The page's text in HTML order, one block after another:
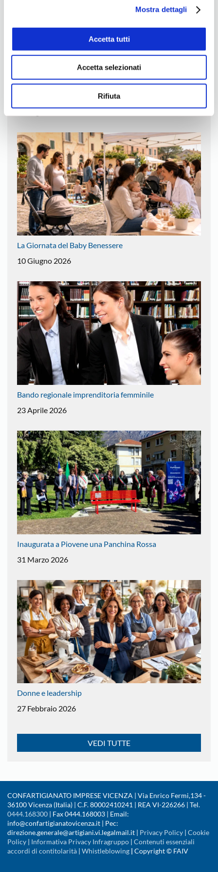
Mostra dettagli
Accetta tutti
Accetta selezionati
Rifiuta
Incontro TechWarriors Talk
21 Luglio 2026
La Giornata del Baby Benessere
10 Giugno 2026
Bando regionale imprenditoria femminile
23 Aprile 2026
Inaugurata a Piovene una Panchina Rossa
31 Marzo 2026
Donne e leadership
27 Febbraio 2026
VEDI TUTTE
CONFARTIGIANATO IMPRESE VICENZA | Via Enrico Fermi,134 -
36100 Vicenza (Italia) | C.F. 80002410241 | REA VI-226266 | Tel.
0444.168300 | Fax 0444.168003 | Email:
info@confartigianatovicenza.it | Pec:
direzione.generale@artigiani.vi.legalmail.it | Privacy Policy | Cookie
Policy | Informativa Privacy Infragruppo | Contenuti essenziali
accordi di contitolarità | Whistleblowing | Copyright © FAIV